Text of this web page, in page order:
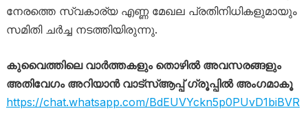
നേ​ര​ത്തെ സ്വ​കാ​ര്യ എ​ണ്ണ മേ​ഖ​ല പ്ര​തി​നി​ധി​ക​ളു​മാ​യും
സ​മി​തി ച​ർച്ച ന​ട​ത്തി​യി​രു​ന്നു.
കുവൈത്തിലെ വാർത്തകളും തൊഴിൽ അവസരങ്ങളും
അതിവേഗം അറിയാൻ വാട്സ്ആപ്പ് ഗ്രൂപ്പിൽ അംഗമാകൂ
https://chat.whatsapp.com/BdEUVYckn5p0PUvD1biBVR